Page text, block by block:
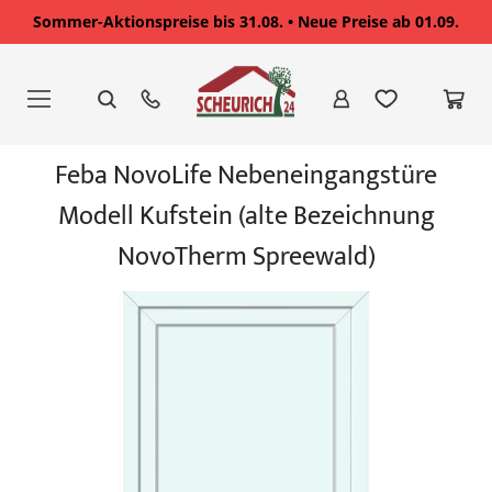
Sommer-Aktionspreise bis 31.08. • Neue Preise ab 01.09.
springen
Bildgalerie
Feba NovoLife Nebeneingangstüre
Modell Kufstein (alte Bezeichnung
NovoTherm Spreewald)